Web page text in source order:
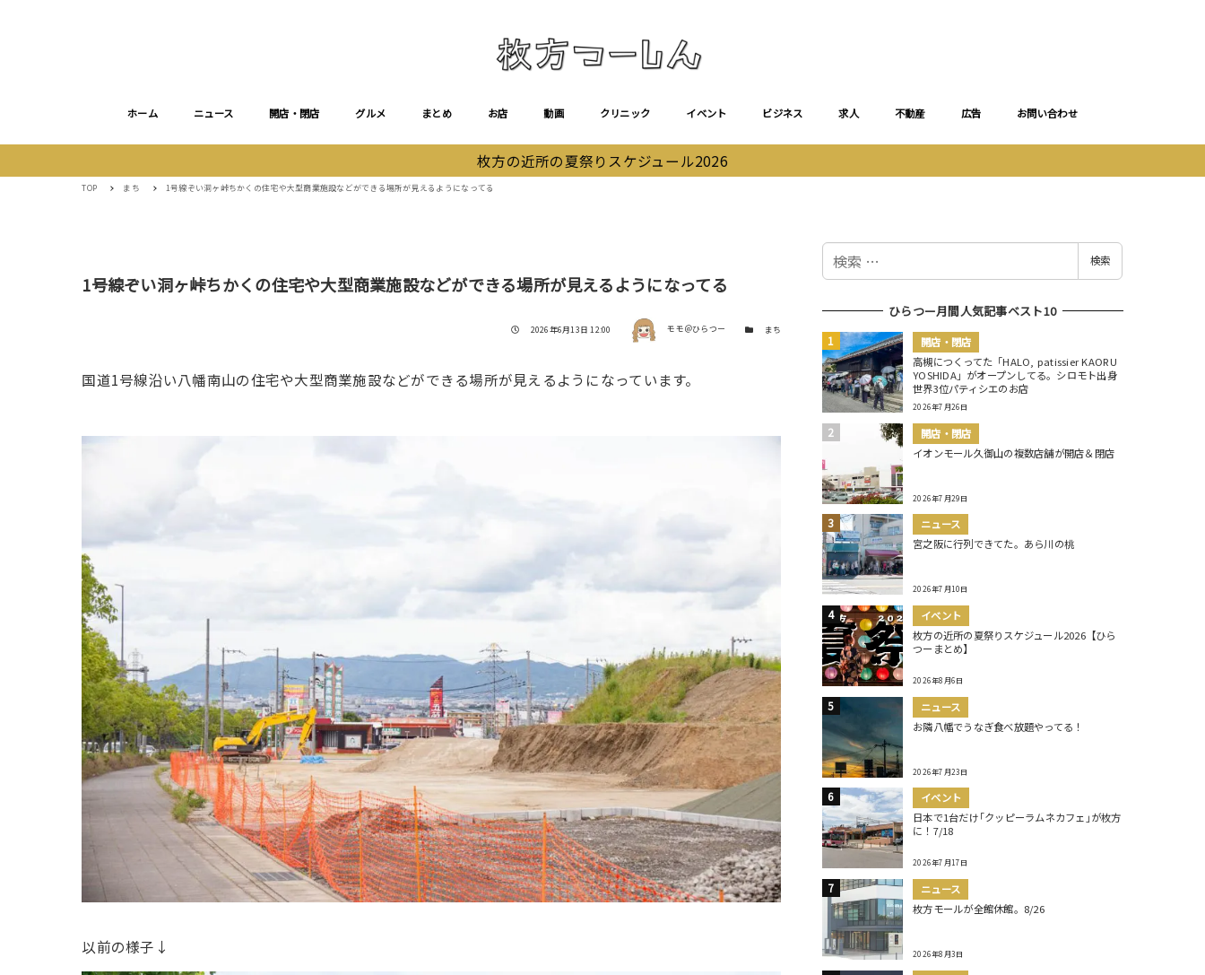
ホーム ニュース 開店・閉店 グルメ まとめ お店 動画 クリニック イベント ビジネス 求人 不動産 広告 お問い合わせ
枚方の近所の夏祭りスケジュール2026
TOP まち 1号線ぞい洞ヶ峠ちかくの住宅や大型商業施設などができる場所が見えるようになってる
1号線ぞい洞ヶ峠ちかくの住宅や大型商業施設などができる場所が見えるようになってる
投稿日
2026年6月13日 12:00 著者 モモ＠ひらつー カテゴリー
まち
国道1号線沿い八幡南山の住宅や大型商業施設などができる場所が見えるようになっています。
以前の様子↓
検
検索
ひらつー月間人気記事ベスト10
開店・閉店
高槻につくってた「HALO, patissier KAORU
YOSHIDA」がオープンしてる。シロモト出身
世界3位パティシエのお店
2026年7月26日
開店・閉店
イオンモール久御山の複数店舗が開店＆閉店
2026年7月29日
ニュース
宮之阪に行列できてた。あら川の桃
2026年7月10日
イベント
枚方の近所の夏祭りスケジュール2026【ひら
つーまとめ】
2026年8月6日
ニュース
お隣八幡でうなぎ食べ放題やってる！
2026年7月23日
イベント
日本で1台だけ｢クッピーラムネカフェ｣が枚方
に！7/18
2026年7月17日
ニュース
枚方モールが全館休館。8/26
2026年8月3日